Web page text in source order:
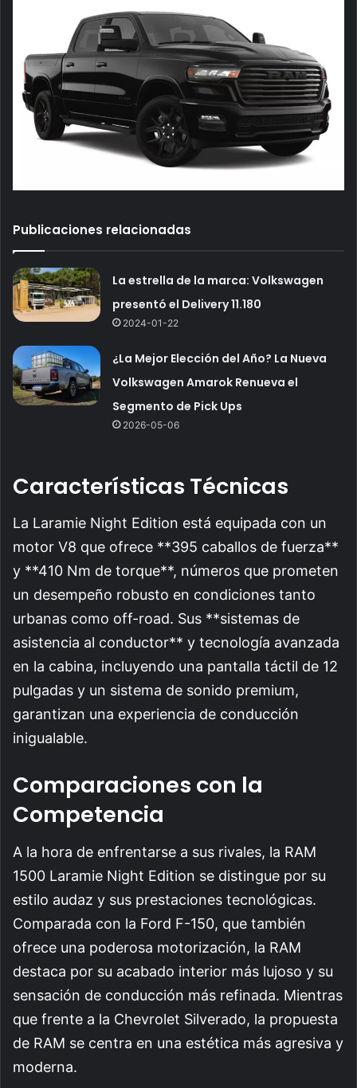
Publicaciones relacionadas
La estrella de la marca: Volkswagen
presentó el Delivery 11.180
2024-01-22
¿La Mejor Elección del Año? La Nueva
Volkswagen Amarok Renueva el
Segmento de Pick Ups
2026-05-06
Características Técnicas
La Laramie Night Edition está equipada con un
motor V8 que ofrece **395 caballos de fuerza**
y **410 Nm de torque**, números que prometen
un desempeño robusto en condiciones tanto
urbanas como off-road. Sus **sistemas de
asistencia al conductor** y tecnología avanzada
en la cabina, incluyendo una pantalla táctil de 12
pulgadas y un sistema de sonido premium,
garantizan una experiencia de conducción
inigualable.
Comparaciones con la
Competencia
A la hora de enfrentarse a sus rivales, la RAM
1500 Laramie Night Edition se distingue por su
estilo audaz y sus prestaciones tecnológicas.
Comparada con la Ford F-150, que también
ofrece una poderosa motorización, la RAM
destaca por su acabado interior más lujoso y su
sensación de conducción más refinada. Mientras
que frente a la Chevrolet Silverado, la propuesta
de RAM se centra en una estética más agresiva y
moderna.